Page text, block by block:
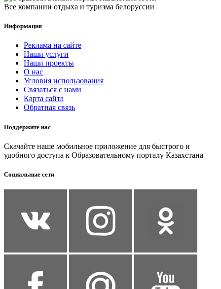
Все компании отдыха и туризма белоруссии
Информация
Реклама на сайте
Наши услуги
Наши проекты
О нас
Условия использования
Связаться с нами
Карта сайта
Обратная связь
Поддержите нас
Скачайте наше мобильное приложение для быстрого и
удобного доступа к Образовательному порталу Казахстана
Социальные сети